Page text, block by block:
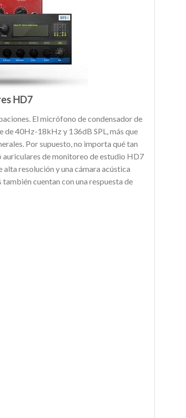
HD7
El micrófono de condensador de
40Hz-18kHz y 136dB SPL, más que
Por supuesto, no importa qué tan
auriculares de monitoreo de estudio HD7
resolución y una cámara acústica
cuentan con una respuesta de